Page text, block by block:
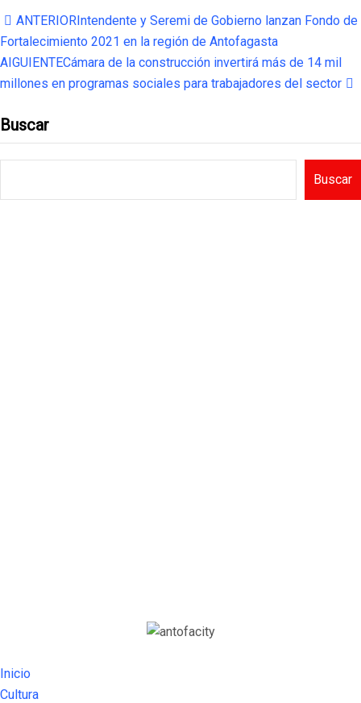
ANTERIORIntendente y Seremi de Gobierno lanzan Fondo de
Fortalecimiento 2021 en la región de Antofagasta
AIGUIENTECámara de la construcción invertirá más de 14 mil
millones en programas sociales para trabajadores del sector
Buscar
Buscar
Inicio
Cultura